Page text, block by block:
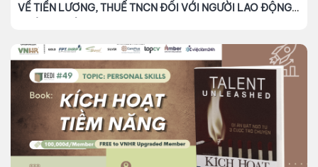
VỀ TIỀN LƯƠNG, THUẾ TNCN ĐỐI VỚI NGƯỜI LAO ĐỘNG